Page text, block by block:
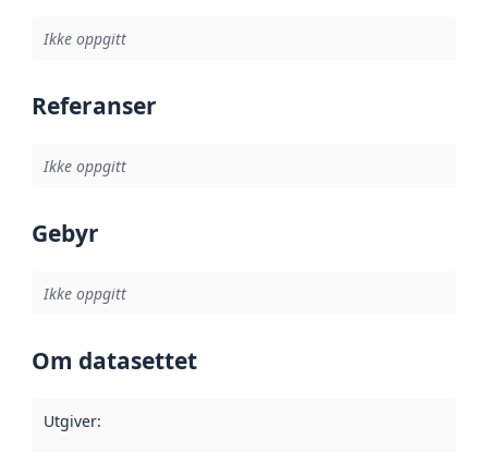
Ikke oppgitt
Referanser
Ikke oppgitt
Gebyr
Ikke oppgitt
Om datasettet
Utgiver: